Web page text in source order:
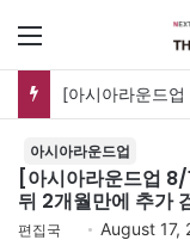
아시아라운드업
[아시아라운드업
뒤 2개월만에 추가
편집국 August 17,